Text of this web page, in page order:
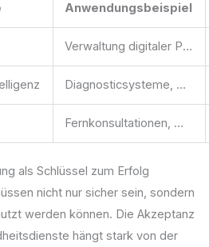
Anwendungsbeispiel
Verwaltung digitaler Patientendaten
Diagnosticsysteme, Personalisierte Behandlung
Fernkonsultationen, Monitoring chronischer Krankheiten
als Schlüssel zum Erfolg
nicht nur sicher sein, sondern
werden können. Die Akzeptanz
hängt stark von der